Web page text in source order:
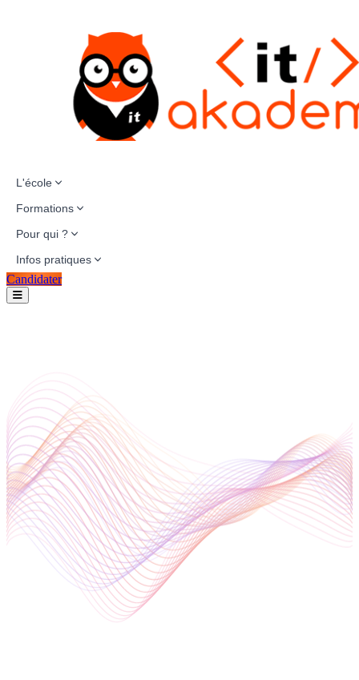
L'école
Formations
Pour qui ?
Infos pratiques
Candidater